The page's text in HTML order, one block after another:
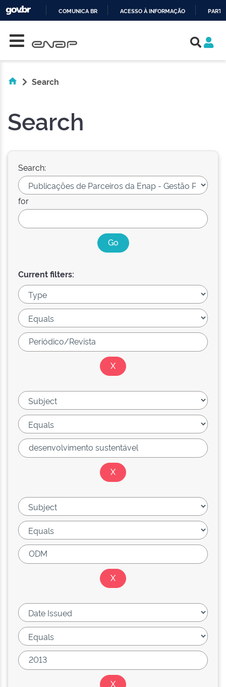
COMUNICA BR ACESSO À INFORMAÇÃO
Search
Search
Search:
for
Current filters: